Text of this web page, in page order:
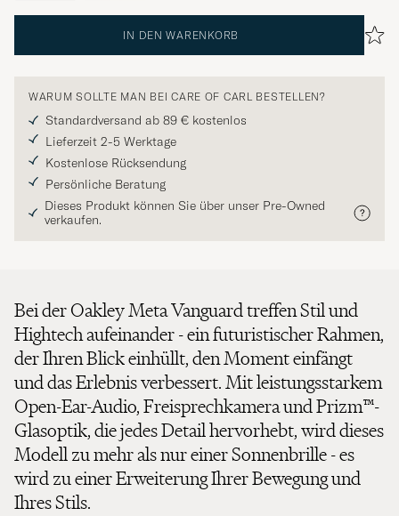
IN DEN WARENKORB
WARUM SOLLTE MAN BEI CARE OF CARL BESTELLEN?
Standardversand ab 89 € kostenlos
Lieferzeit 2-5 Werktage
Kostenlose Rücksendung
Persönliche Beratung
Dieses Produkt können Sie über unser Pre-Owned
verkaufen.
Bei der Oakley Meta Vanguard treffen Stil und
Hightech aufeinander - ein futuristischer Rahmen,
der Ihren Blick einhüllt, den Moment einfängt
und das Erlebnis verbessert. Mit leistungsstarkem
Open-Ear-Audio, Freisprechkamera und Prizm™-
Glasoptik, die jedes Detail hervorhebt, wird dieses
Modell zu mehr als nur einer Sonnenbrille - es
wird zu einer Erweiterung Ihrer Bewegung und
Ihres Stils.